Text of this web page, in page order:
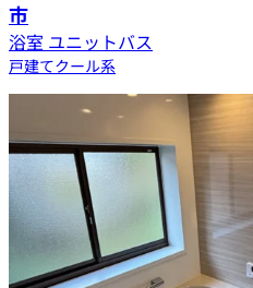
市
浴室 ユニットバス
戸建てクール系